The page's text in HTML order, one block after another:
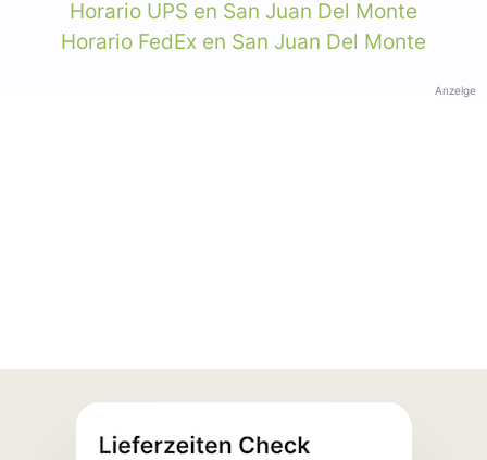
Horario UPS en San Juan Del Monte
Horario FedEx en San Juan Del Monte
Anzeige